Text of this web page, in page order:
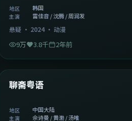
地区 韩国
主演 雷佳音 / 沈腾 / 周润发
悬疑· 2024· 动漫
9万 3.8千 2年前
精选
中国大陆
聊斋粤语
地区 中国大陆
主演 佘诗曼 / 黄渤 / 汤唯